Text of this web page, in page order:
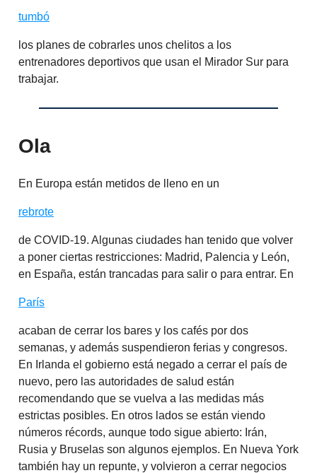
tumbó
los planes de cobrarles unos chelitos a los
entrenadores deportivos que usan el Mirador Sur para
trabajar.
Ola
En Europa están metidos de lleno en un
rebrote
de COVID-19. Algunas ciudades han tenido que volver
a poner ciertas restricciones: Madrid, Palencia y León,
en España, están trancadas para salir o para entrar. En
París
acaban de cerrar los bares y los cafés por dos
semanas, y además suspendieron ferias y congresos.
En Irlanda el gobierno está negado a cerrar el país de
nuevo, pero las autoridades de salud están
recomendando que se vuelva a las medidas más
estrictas posibles. En otros lados se están viendo
números récords, aunque todo sigue abierto: Irán,
Rusia y Bruselas son algunos ejemplos. En Nueva York
también hay un repunte, y volvieron a cerrar negocios